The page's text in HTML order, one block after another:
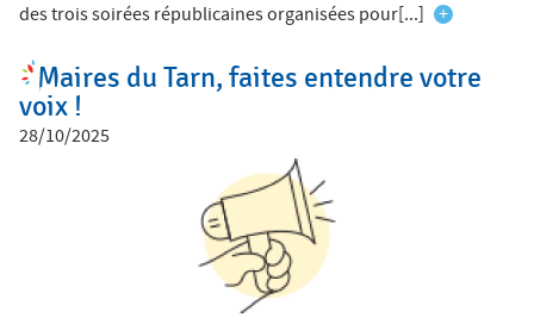
des trois soirées républicaines organisées pour[...]
+
Maires du Tarn, faites entendre votre
voix !
28/10/2025